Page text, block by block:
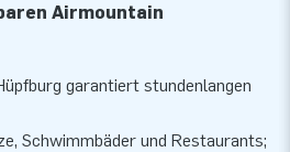
Airmountain
garantiert stundenlangen
Schwimmbäder und Restaurants;